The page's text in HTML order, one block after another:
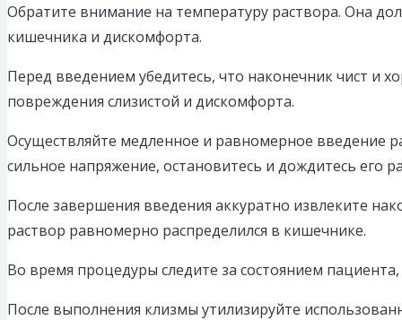
Обратите внимание на температуру раствора. Она
кишечника и дискомфорта.
Перед введением убедитесь, что наконечник чист и
повреждения слизистой и дискомфорта.
Осуществляйте медленное и равномерное введение
сильное напряжение, остановитесь и дождитесь его
После завершения введения аккуратно извлеките
раствор равномерно распределился в кишечнике.
Во время процедуры следите за состоянием
После выполнения клизмы утилизируйте